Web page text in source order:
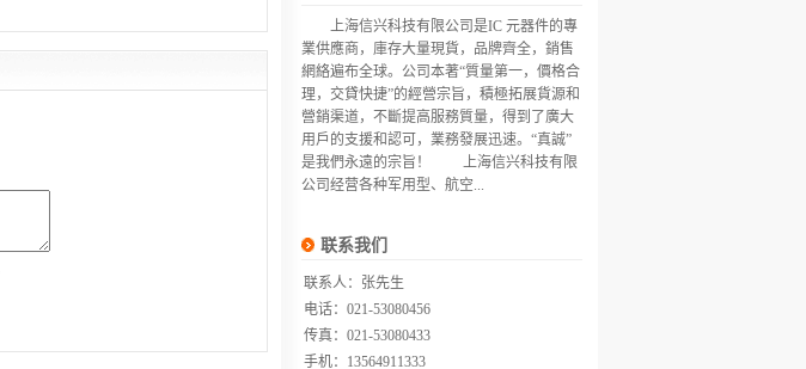
上海信兴科技有限公司是IC 元器件的專
業供應商，庫存大量現貨，品牌齊全，銷售
網絡遍布全球。公司本著“質量第一，價格合
理，交貸快捷”的經營宗旨，積極拓展貨源和
營銷渠道，不斷提高服務質量，得到了廣大
用戶的支援和認可，業務發展迅速。“真誠”
是我們永遠的宗旨！ 上海信兴科技有限
公司经营各种军用型、航空...
联系我们
联系人：张先生
电话：021-53080456
传真：021-53080433
手机：13564911333